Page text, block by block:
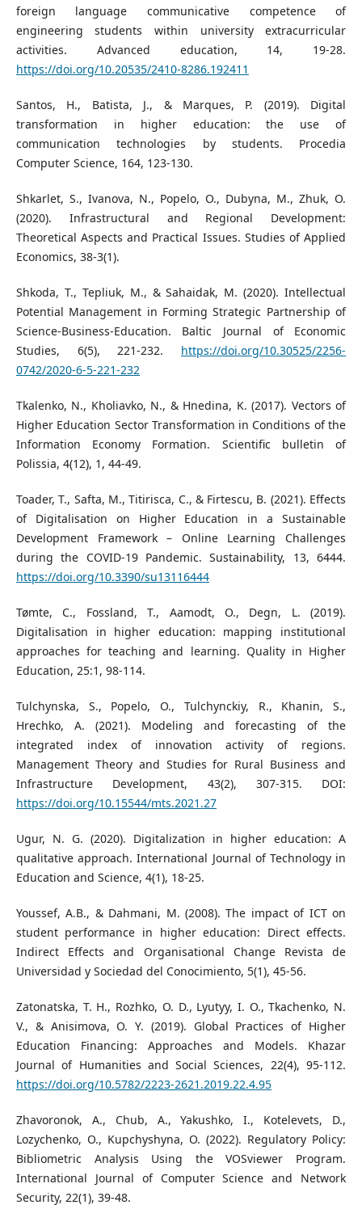
foreign language communicative competence of
engineering students within university extracurricular
activities. Advanced education, 14, 19-28.
https://doi.org/10.20535/2410-8286.192411
Santos, H., Batista, J., & Marques, P. (2019). Digital
transformation in higher education: the use of
communication technologies by students. Procedia
Computer Science, 164, 123-130.
Shkarlet, S., Ivanova, N., Popelo, O., Dubyna, M., Zhuk, O.
(2020). Infrastructural and Regional Development:
Theoretical Aspects and Practical Issues. Studies of Applied
Economics, 38-3(1).
Shkoda, T., Tepliuk, M., & Sahaidak, M. (2020). Intellectual
Potential Management in Forming Strategic Partnership of
Science-Business-Education. Baltic Journal of Economic
Studies, 6(5), 221-232. https://doi.org/10.30525/2256-
0742/2020-6-5-221-232
Tkalenko, N., Kholiavko, N., & Hnedina, K. (2017). Vectors оf
Higher Education Sector Transformation іn Conditions оf the
Information Economy Formation. Scientific bulletin of
Polissia, 4(12), 1, 44-49.
Toader, T., Safta, M., Titirisca, C., & Firtescu, B. (2021). Effects
of Digitalisation on Higher Education in a Sustainable
Development Framework – Online Learning Challenges
during the COVID-19 Pandemic. Sustainability, 13, 6444.
https://doi.org/10.3390/su13116444
Tømte, C., Fossland, T., Aamodt, O., Degn, L. (2019).
Digitalisation in higher education: mapping institutional
approaches for teaching and learning. Quality in Higher
Education, 25:1, 98-114.
Tulchynska, S., Popelo, O., Tulchynckiy, R., Khanin, S.,
Hrechko, A. (2021). Modeling and forecasting of the
integrated index of innovation activity of regions.
Management Theory and Studies for Rural Business and
Infrastructure Development, 43(2), 307-315. DOI:
https://doi.org/10.15544/mts.2021.27
Ugur, N. G. (2020). Digitalization in higher education: A
qualitative approach. International Journal of Technology in
Education and Science, 4(1), 18-25.
Youssef, A.B., & Dahmani, M. (2008). The impact of ICT on
student performance in higher education: Direct effects.
Indirect Effects and Organisational Change Revista de
Universidad y Sociedad del Conocimiento, 5(1), 45-56.
Zatonatska, T. H., Rozhko, O. D., Lyutyy, I. O., Tkachenko, N.
V., & Anisimova, O. Y. (2019). Global Practices of Higher
Education Financing: Approaches and Models. Khazar
Journal of Humanities and Social Sciences, 22(4), 95-112.
https://doi.org/10.5782/2223-2621.2019.22.4.95
Zhavoronok, A., Chub, A., Yakushko, I., Kotelevets, D.,
Lozychenko, O., Kupchyshynа, O. (2022). Regulatory Policy:
Bibliometric Analysis Using the VOSviewer Program.
International Journal of Computer Science and Network
Security, 22(1), 39-48.